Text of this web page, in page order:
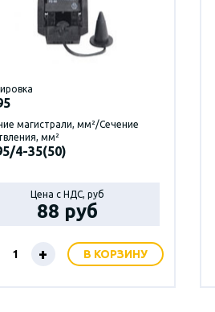
магистрали, мм²/Сечение
мм²
4-35(50)
Цена с НДС, руб
88 руб
+ В КОРЗИНУ